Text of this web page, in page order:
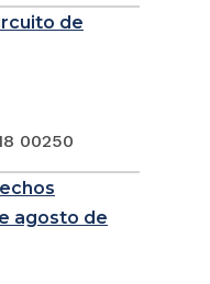
de
00250
agosto de